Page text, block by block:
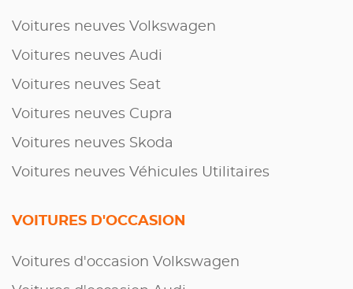
Voitures neuves Volkswagen
Voitures neuves Audi
Voitures neuves Seat
Voitures neuves Cupra
Voitures neuves Skoda
Voitures neuves Véhicules Utilitaires
VOITURES D'OCCASION
Voitures d'occasion Volkswagen